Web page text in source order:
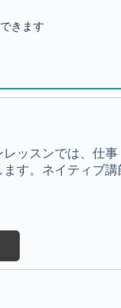
きます
ッスンでは、仕
ます。ネイティブ